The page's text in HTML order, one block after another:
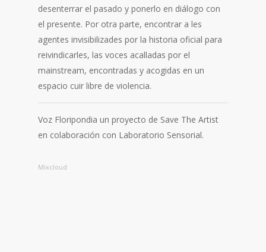
desenterrar el pasado y ponerlo en diálogo con
el presente. Por otra parte, encontrar a les
agentes invisibilizades por la historia oficial para
reivindicarles, las voces acalladas por el
mainstream, encontradas y acogidas en un
espacio cuir libre de violencia.
Voz Floripondia un proyecto de Save The Artist
en colaboración con Laboratorio Sensorial.
Mixcloud